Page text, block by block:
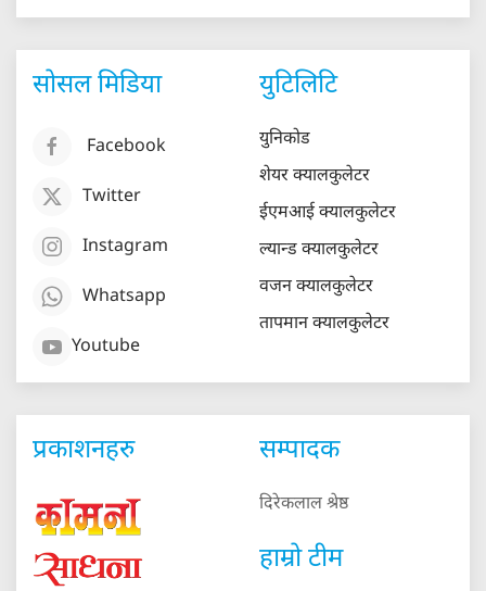
सोसल मिडिया
Facebook
Twitter
Instagram
Whatsapp
Youtube
युटिलिटि
युनिकोड
शेयर क्यालकुलेटर
ईएमआई क्यालकुलेटर
ल्यान्ड क्यालकुलेटर
वजन क्यालकुलेटर
तापमान क्यालकुलेटर
प्रकाशनहरु सम्पादक
दिरेकलाल श्रेष्ठ
हाम्रो टीम